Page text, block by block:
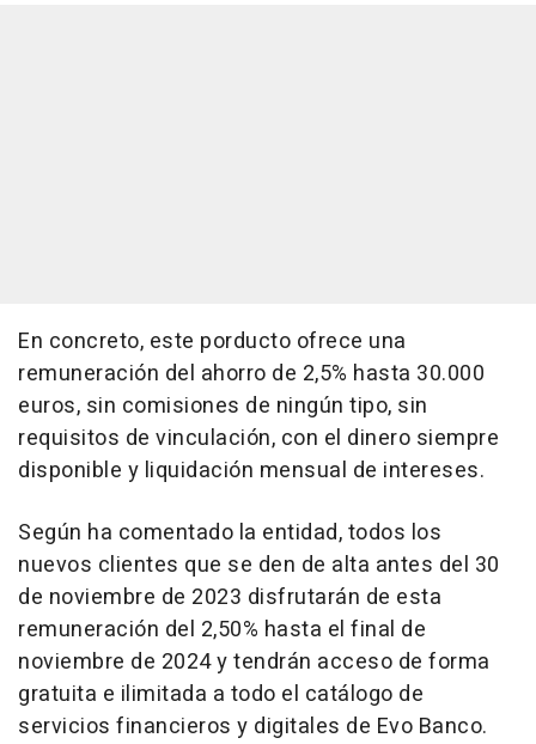
En concreto, este porducto ofrece una
remuneración del ahorro de 2,5% hasta 30.000
euros, sin comisiones de ningún tipo, sin
requisitos de vinculación, con el dinero siempre
disponible y liquidación mensual de intereses.
Según ha comentado la entidad, todos los
nuevos clientes que se den de alta antes del 30
de noviembre de 2023 disfrutarán de esta
remuneración del 2,50% hasta el final de
noviembre de 2024 y tendrán acceso de forma
gratuita e ilimitada a todo el catálogo de
servicios financieros y digitales de Evo Banco.